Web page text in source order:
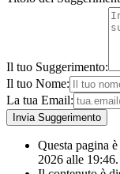
Il tuo Suggerimento:
Il tuo Nome:
La tua Email:
Questa pagina
2026 alle 19:46.